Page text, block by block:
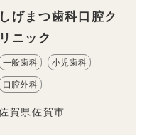
しげまつ歯科口腔ク
リニック
一般歯科 小児歯科
口腔外科
賀県佐賀市